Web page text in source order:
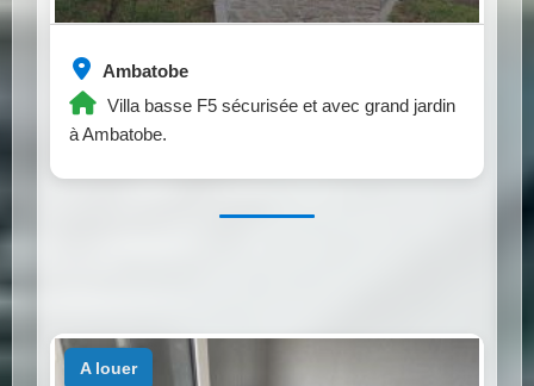
Ambatobe
Villa basse F5 sécurisée et avec grand jardin
à Ambatobe.
a louer